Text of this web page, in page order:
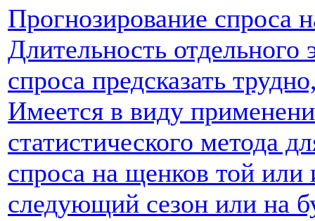
Прогнозирование спроса
Длительность отдельного
спроса предсказать
Имеется в виду
статистического метода
спроса на щенков той
следующий сезон или на